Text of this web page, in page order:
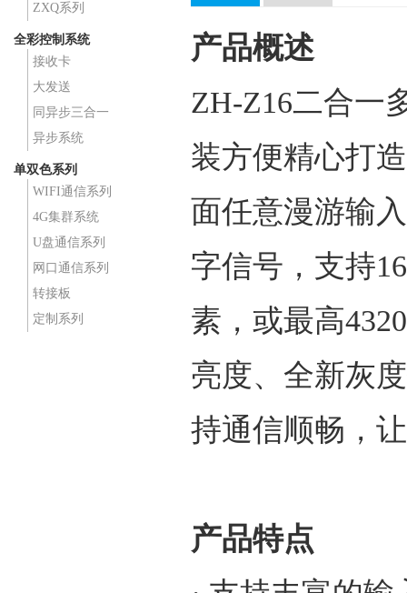
ZXQ系列
全彩控制系统
接收卡
大发送
同异步三合一
异步系统
单双色系列
WIFI通信系列
4G集群系统
U盘通信系列
网口通信系列
转接板
定制系列
产品概述
ZH-Z16二合一
装方便精心打
面任意漫游输
字信号，支持
素，或最高
亮度、全新灰
持通信顺畅，
产品特点